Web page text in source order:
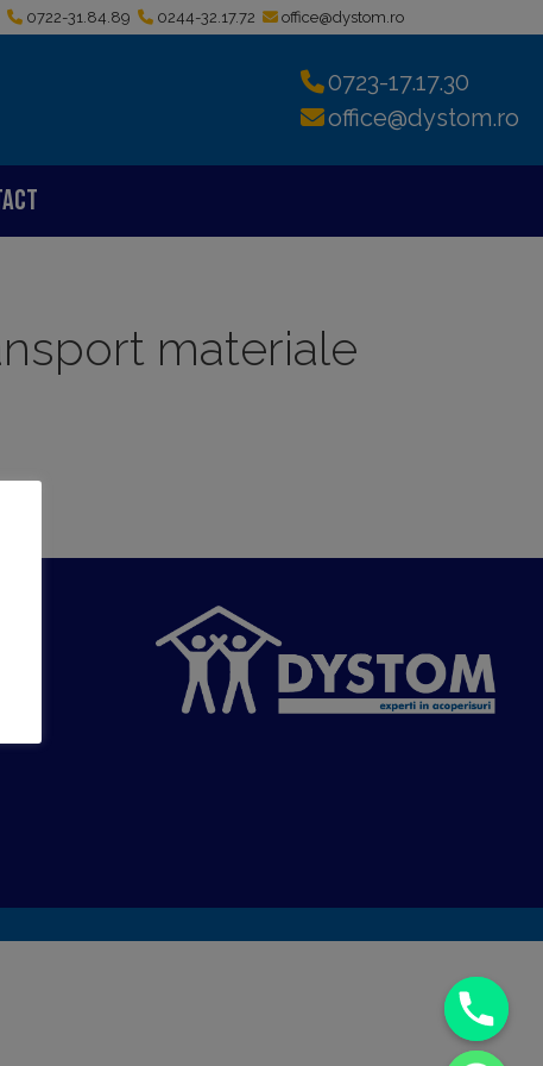
0722-31.84.89 0244-32.17.72 office@dystom.ro
0723-17.17.30
office@dystom.ro
materiale